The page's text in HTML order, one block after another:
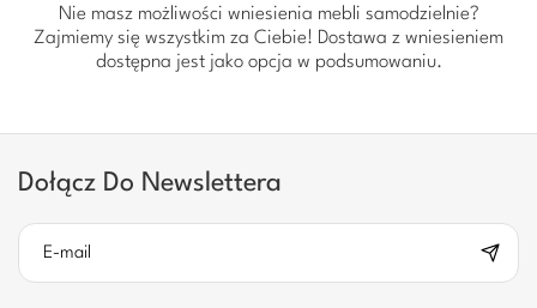
Nie masz możliwości wniesienia mebli samodzielnie?
Zajmiemy się wszystkim za Ciebie! Dostawa z wniesieniem
dostępna jest jako opcja w podsumowaniu.
Dołącz Do Newslettera